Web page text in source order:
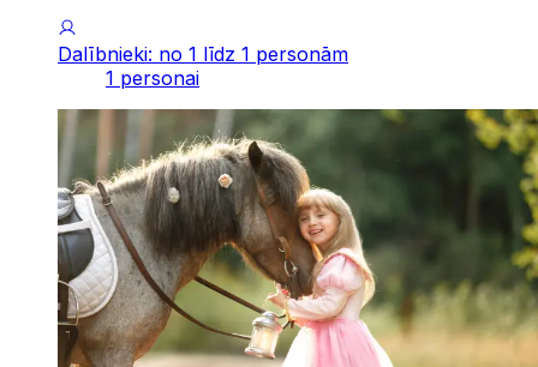
Dalībnieki: no 1 līdz 1 personām
1 personai